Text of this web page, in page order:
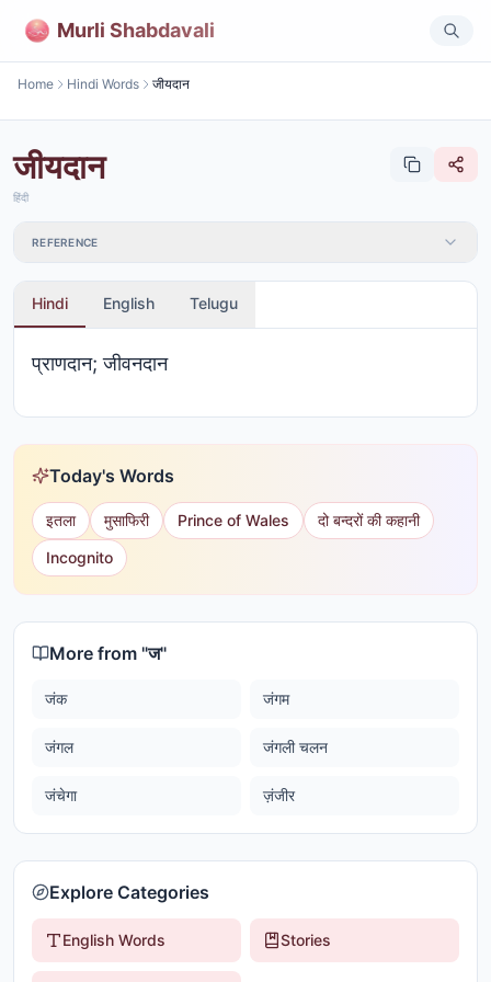
Murli Shabdavali
Home Hindi Words जीयदान
जीयदान
हिंदी
REFERENCE
Hindi English Telugu
प्राणदान; जीवनदान
Today's Words
इतला मुसाफिरी Prince of Wales
दो बन्दरों की कहानी
Incognito
More from "ज"
जंक जंगम
जंगल जंगली चलन
जंचेगा ज़ंजीर
Explore Categories
English Words Stories